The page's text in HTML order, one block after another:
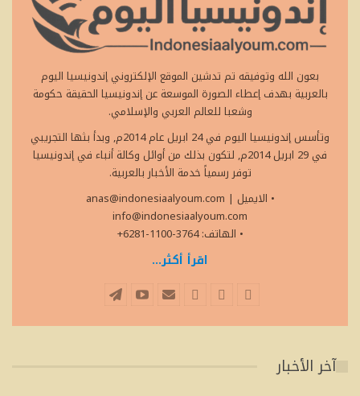
بعون الله وتوفيقه تم تدشين الموقع الإلكتروني إندونيسيا اليوم
بالعربية بهدف إعطاء الصورة الموسعة عن إندونيسيا الحقيقة حكومة
وشعبا للعالم العربي والإسلامي.
وتأسس إندونيسيا اليوم في 24 ابريل عام 2014م, وبدأ بثها التجريبي
في 29 ابريل 2014م, لتكون بذلك من أوائل وكالة أنباء في إندونيسيا
توفر رسمياً خدمة الأخبار بالعربية.
• الايميل
anas@indonesiaalyoum.com |
info@indonesiaalyoum.com
• الهاتف: 3764-1100-6281+
اقرأ أكثر...
آخر الأخبار